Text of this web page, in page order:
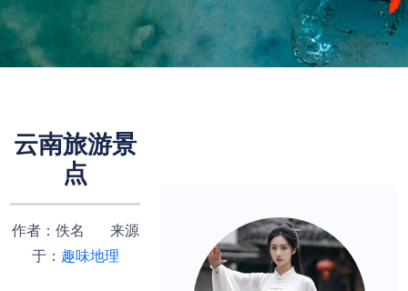
云南旅游景
点
作者：佚名 来源
于： 趣味地理